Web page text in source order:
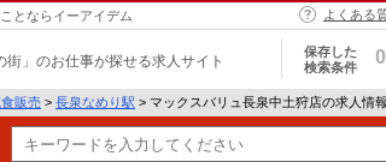
とならイーアイデム よくある
街」のお仕事が探せる求人サイト
保存した
検索条件
0
販売 > 長泉なめり駅 > マックスバリュ長泉中土狩店の求人情